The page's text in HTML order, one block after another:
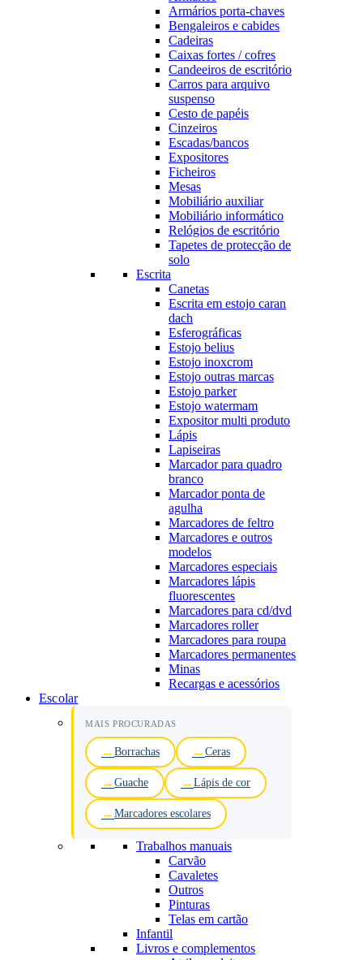
Armários porta-chaves
Bengaleiros e cabides
Cadeiras
Caixas fortes / cofres
Candeeiros de escritório
Carros para arquivo
suspenso
Cesto de papéis
Cinzeiros
Escadas/bancos
Expositores
Ficheiros
Mesas
Mobiliário auxiliar
Mobiliário informático
Relógios de escritório
Tapetes de protecção de
solo
Escrita
Canetas
Escrita em estojo caran
dach
Esferográficas
Estojo belius
Estojo inoxcrom
Estojo outras marcas
Estojo parker
Estojo watermam
Expositor multi produto
Lápis
Lapiseiras
Marcador para quadro
branco
Marcador ponta de
agulha
Marcadores de feltro
Marcadores e outros
modelos
Marcadores especiais
Marcadores lápis
fluorescentes
Marcadores para cd/dvd
Marcadores roller
Marcadores para roupa
Marcadores permanentes
Minas
Recargas e acessórios
Escolar
MAIS PROCURADAS
Borrachas Ceras
Guache Lápis de cor
Marcadores escolares
Trabalhos manuais
Carvão
Cavaletes
Outros
Pinturas
Telas em cartão
Infantil
Livros e complementos